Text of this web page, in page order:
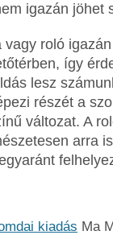
igazán jöhet
roló
így
lesz
részét a
változat. A
arra
kiadás Ma